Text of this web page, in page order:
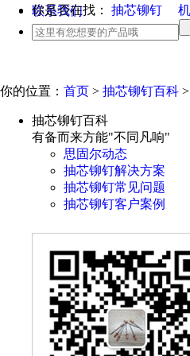
联系我们
你是否在找： 抽芯铆钉
你的位置： 首页 > 抽芯铆钉百科 >
抽芯铆钉百科
有备而来方能"不同凡响"
思固尔动态
抽芯铆钉解决方案
抽芯铆钉常见问题
抽芯铆钉客户案例